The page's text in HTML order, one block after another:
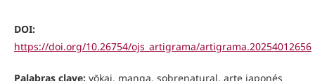
DOI:
https://doi.org/10.26754/ojs_artigrama/artigrama.20254012656
Palabras clave: yōkai, manga, sobrenatural, arte japonés